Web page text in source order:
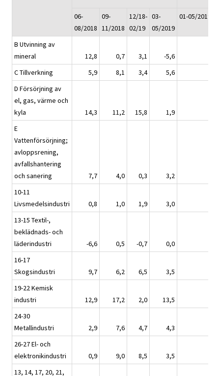
06-
08/2018
09-
11/2018
12/18-
02/19
03-
05/2019
01-05/2019
B Utvinning av
mineral
12,8 0,7 3,1 -5,6
C Tillverkning
5,9 8,1 3,4 5,6
D Försörjning av
el, gas, värme och
kyla
14,3 11,2 15,8 1,9
E
Vattenförsörjning;
avloppsrening,
avfallshantering
och sanering
7,7 4,0 0,3 3,2
10-11
Livsmedelsindustri
0,8 1,0 1,9 3,0
13-15 Textil-,
beklädnads- och
läderindustri
-6,6 0,5 -0,7 0,0
16-17
Skogsindustri
9,7 6,2 6,5 3,5
19-22 Kemisk
industri
12,9 17,2 2,0 13,5
24-30
Metallindustri
2,9 7,6 4,7 4,3
26-27 El- och
elektronikindustri
0,9 9,0 8,5 3,5
13, 14, 17, 20, 21,